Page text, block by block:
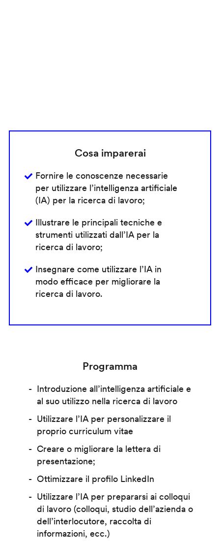
Cosa imparerai
Fornire le conoscenze necessarie
per utilizzare l’intelligenza artificiale
(IA) per la ricerca di lavoro;
Illustrare le principali tecniche e
strumenti utilizzati dall’IA per la
ricerca di lavoro;
Insegnare come utilizzare l’IA in
modo efficace per migliorare la
ricerca di lavoro.
Programma
Introduzione all’intelligenza artificiale e
al suo utilizzo nella ricerca di lavoro
Utilizzare l’IA per personalizzare il
proprio curriculum vitae
Creare o migliorare la lettera di
presentazione;
Ottimizzare il profilo LinkedIn
Utilizzare l’IA per prepararsi ai colloqui
di lavoro (colloqui, studio dell’azienda o
dell’interlocutore, raccolta di
informazioni, ecc.)